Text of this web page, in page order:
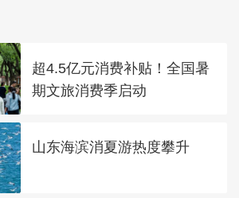
超4.5亿元消费补贴！全国暑
期文旅消费季启动
山东海滨消夏游热度攀升